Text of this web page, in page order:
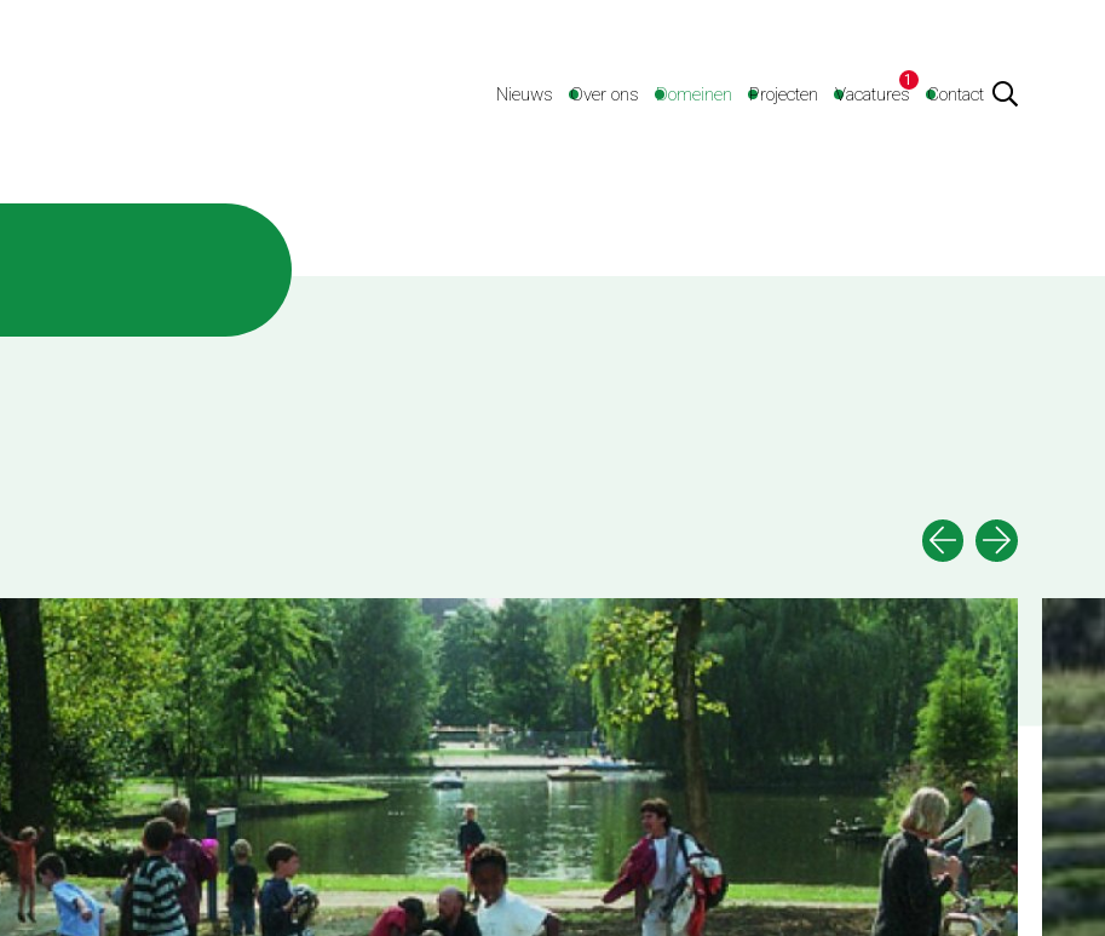
Nieuws Over ons Domeinen Projecten Vacatures
1
Contact